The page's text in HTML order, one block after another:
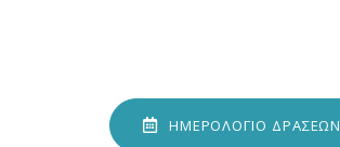
ΗΜΕΡΟΛΟΓΙΟ ΔΡΑΣΕΩΝ